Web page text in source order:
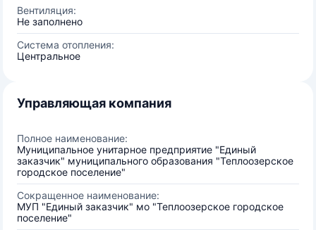
Вентиляция:
Не заполнено
Система отопления:
Центральное
Управляющая компания
Полное наименование:
Муниципальное унитарное предприятие "Единый
заказчик" муниципального образования "Теплоозерское
городское поселение"
Сокращенное наименование:
МУП "Единый заказчик" мо "Теплоозерское городское
поселение"